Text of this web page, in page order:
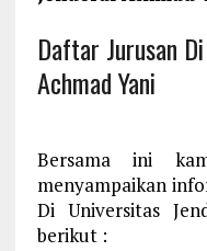
Daftar Jurusan
Achmad Yani
Bersama ini
menyampaikan
Di Universitas
berikut :